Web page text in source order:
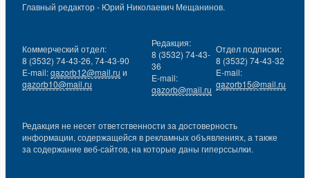
Главный редактор - Юрий Николаевич Мещанинов.
Коммерческий отдел:
8 (3532) 74-43-26, 74-43-90
E-mail:gazorb12@mail.ru и
gazorb10@mail.ru
Редакция:
8 (3532) 74-43-
36
E-mail:
gazorb@mail.ru
Отдел подписки:
8 (3532) 74-43-32
E-mail:
gazorb15@mail.ru
Редакция не несет ответственности за достоверность
информации, содержащейся в рекламных объявлениях, а также
за содержание веб-сайтов, на которые даны гиперссылки.